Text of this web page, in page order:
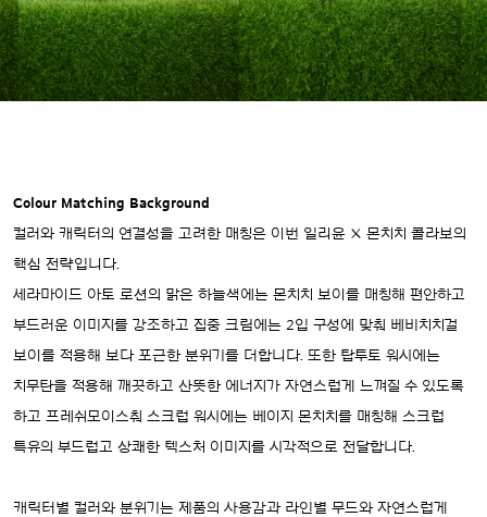
Colour Matching Background
컬러와 캐릭터의 연결성을 고려한 매칭은 이번 일리윤 × 몬치치 콜라보의
핵심 전략입니다.
세라마이드 아토 로션의 맑은 하늘색에는 몬치치 보이를 매칭해 편안하고
부드러운 이미지를 강조하고 집중 크림에는 2입 구성에 맞춰 베비치치걸
보이를 적용해 보다 포근한 분위기를 더합니다. 또한 탑투토 워시에는
치무탄을 적용해 깨끗하고 산뜻한 에너지가 자연스럽게 느껴질 수 있도록
하고 프레쉬모이스춰 스크럽 워시에는 베이지 몬치치를 매칭해 스크럽
특유의 부드럽고 상쾌한 텍스처 이미지를 시각적으로 전달합니다.
캐릭터별 컬러와 분위기는 제품의 사용감과 라인별 무드와 자연스럽게